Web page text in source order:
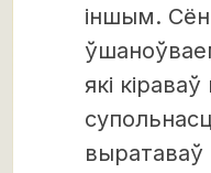
іншым.
які
выратаваў